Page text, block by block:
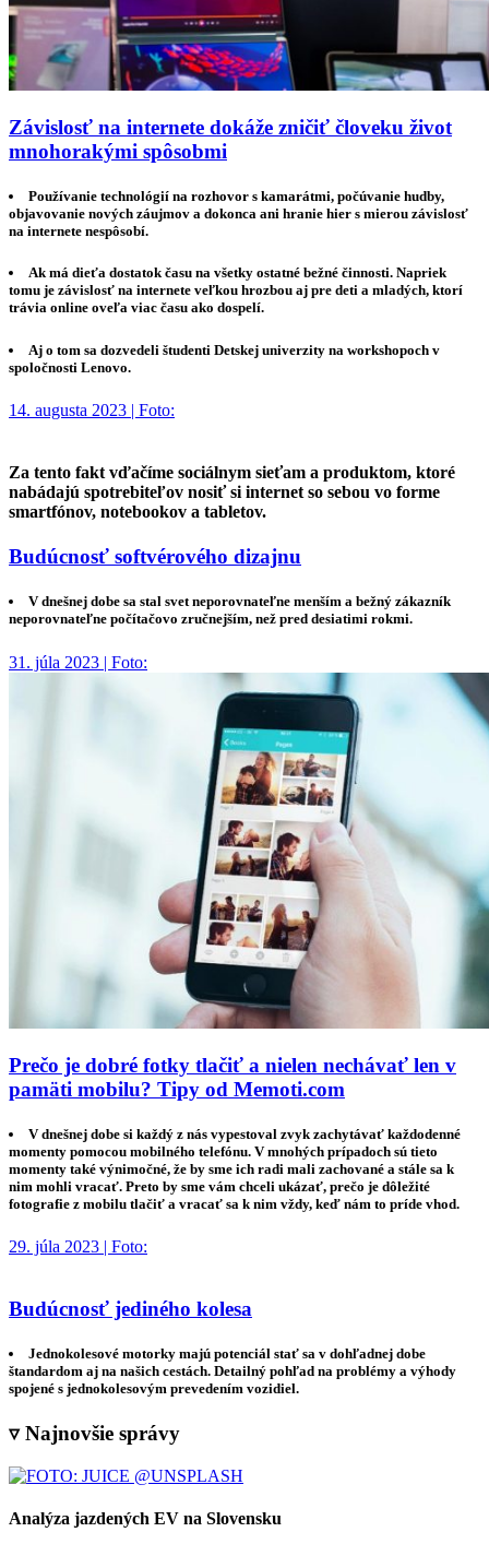
Závislosť na internete dokáže zničiť človeku život
mnohorakými spôsobmi
Používanie technológií na rozhovor s kamarátmi, počúvanie hudby,
objavovanie nových záujmov a dokonca ani hranie hier s mierou závislosť
na internete nespôsobí.
Ak má dieťa dostatok času na všetky ostatné bežné činnosti. Napriek
tomu je závislosť na internete veľkou hrozbou aj pre deti a mladých, ktorí
trávia online oveľa viac času ako dospelí.
Aj o tom sa dozvedeli študenti Detskej univerzity na workshopoch v
spoločnosti Lenovo.
14. augusta 2023 | Foto:
Za tento fakt vďačíme sociálnym sieťam a produktom, ktoré
nabádajú spotrebiteľov nosiť si internet so sebou vo forme
smartfónov, notebookov a tabletov.
Budúcnosť softvérového dizajnu
V dnešnej dobe sa stal svet neporovnateľne menším a bežný zákazník
neporovnateľne počítačovo zručnejším, než pred desiatimi rokmi.
31. júla 2023 | Foto:
Prečo je dobré fotky tlačiť a nielen nechávať len v
pamäti mobilu? Tipy od Memoti.com
V dnešnej dobe si každý z nás vypestoval zvyk zachytávať každodenné
momenty pomocou mobilného telefónu. V mnohých prípadoch sú tieto
momenty také výnimočné, že by sme ich radi mali zachované a stále sa k
nim mohli vracať. Preto by sme vám chceli ukázať, prečo je dôležité
fotografie z mobilu tlačiť a vracať sa k nim vždy, keď nám to príde vhod.
29. júla 2023 | Foto:
Budúcnosť jediného kolesa
Jednokolesové motorky majú potenciál stať sa v dohľadnej dobe
štandardom aj na našich cestách. Detailný pohľad na problémy a výhody
spojené s jednokolesovým prevedením vozidiel.
▿ Najnovšie správy
Analýza jazdených EV na Slovensku